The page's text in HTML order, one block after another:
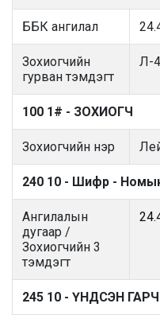
ББК ангилал
Зохиогчийн
гурван тэмдэгт
Л-
100 1# - ЗОХИОГЧ
Зохиогчийн нэр
240 10 - Шифр -
Ангилалын
дугаар /
Зохиогчийн 3
тэмдэгт
245 10 - ҮНДСЭН